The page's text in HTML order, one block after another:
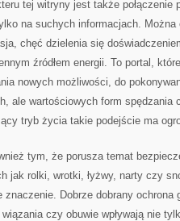
tej witryny jest także połączenie
na suchych informacjach.
chęć dzielenia się
źródłem energii. To portal,
nowych możliwości, do
ale wartościowych form spędzania
tryb życia takie podejście ma
tym, że porusza temat
jak rolki, wrotki, łyżwy, narty czy
Dobrze dobrany ochrona
czy obuwie wpływają nie